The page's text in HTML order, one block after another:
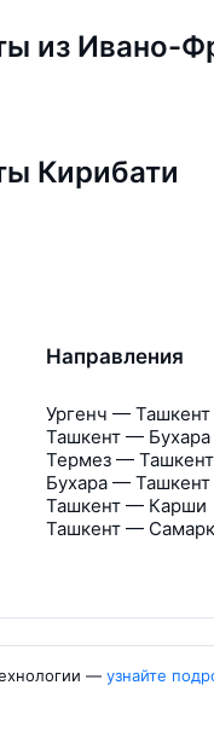
из Ивано-
Кирибати
Направления
Ургенч — Ташкент
Ташкент — Бухара
Термез — Ташкент
Бухара — Ташкент
Ташкент — Карши
Ташкент —
— узнайте